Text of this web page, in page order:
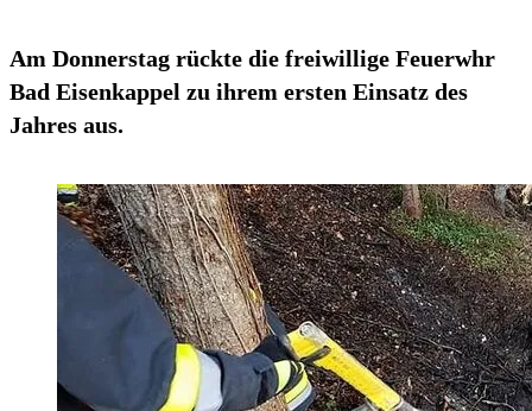
Am Donnerstag rückte die freiwillige Feuerwhr
Bad Eisenkappel zu ihrem ersten Einsatz des
Jahres aus.